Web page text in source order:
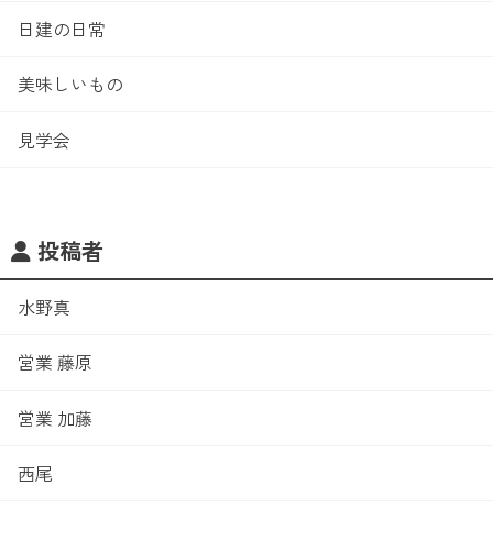
日建の日常
美味しいもの
見学会
投稿者
水野真
営業 藤原
営業 加藤
西尾